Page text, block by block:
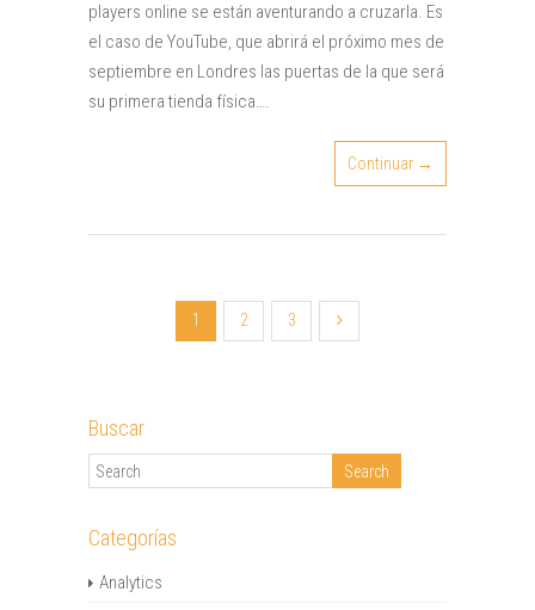
players online se están aventurando a cruzarla. Es
el caso de YouTube, que abrirá el próximo mes de
septiembre en Londres las puertas de la que será
su primera tienda física….
Continuar →
1 2 3
Buscar
Categorías
Analytics